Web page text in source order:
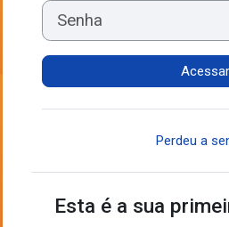
Senha
Acessar
Perdeu a
Esta é a sua